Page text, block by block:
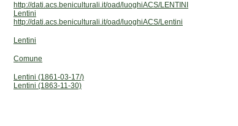
http://dati.acs.beniculturali.it/oad/luoghiACS/LENTINI
Lentini
http://dati.acs.beniculturali.it/oad/luoghiACS/Lentini
Lentini
Comune
Lentini (1861-03-17/)
Lentini (1863-11-30)